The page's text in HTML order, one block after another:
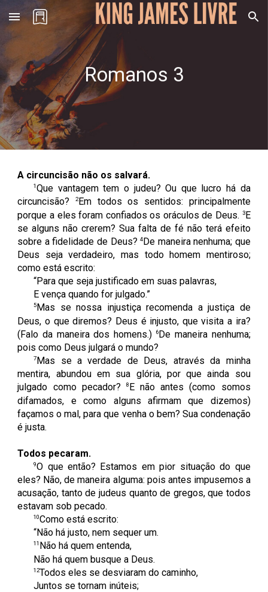
Skip to main content Skip to navigation
Romanos 3
A circuncisão não os salvará.
1Que vantagem tem o judeu? Ou que lucro há da
circuncisão?2Em todos os sentidos: principalmente
porque a eles foram confiados os oráculos de Deus. 3E
se alguns não crerem? Sua falta de fé não terá efeito
sobre a fidelidade de Deus?4 De maneira nenhuma; que
Deus seja verdadeiro, mas todo homem mentiroso;
como está escrito:
“Para que seja justificado em suas palavras,
E vença quando for julgado.”
5 Mas se nossa injustiça recomenda a justiça de
Deus, o que diremos? Deus é injusto, que visita a ira?
(Falo da maneira dos homens.)
6De maneira nenhuma;
pois como Deus julgará o mundo?
7 Mas se a verdade de Deus, através da minha
mentira, abundou em sua glória, por que ainda sou
julgado como pecador?
8 E não antes (como somos
difamados, e como alguns afirmam que dizemos)
façamos o mal, para que venha o bem? Sua condenação
é justa.
Todos pecaram.
9O que então? Estamos em pior situação do que
eles? Não, de maneira alguma: pois antes impusemos a
acusação, tanto de judeus quanto de gregos, que todos
estavam sob pecado.
10Como está escrito:
“Não há justo, nem sequer um.
11 Não há quem entenda,
Não há quem busque a Deus.
12Todos eles se desviaram do caminho,
Juntos se tornam inúteis;